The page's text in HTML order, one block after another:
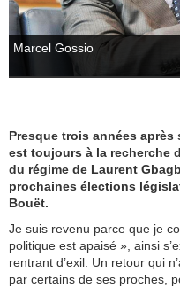
Marcel Gossio
Presque trois années après
est toujours à la recherche
du régime de Laurent
prochaines élections
Bouët.
Je suis revenu parce que je
politique est apaisé », ainsi
rentrant d’exil. Un retour qui
par certains de ses proches,